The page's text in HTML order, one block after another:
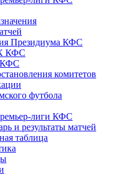
Президиума КФС
КФС
КФС
комитетов
футбола
лиги КФС
и результаты матчей
таблица